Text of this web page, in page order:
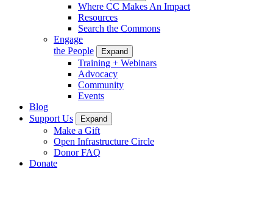
Where CC Makes An Impact
Resources
Search the Commons
Engage
the People
Expand
Training + Webinars
Advocacy
Community
Events
Blog
Support Us
Expand
Make a Gift
Open Infrastructure Circle
Donor FAQ
Donate